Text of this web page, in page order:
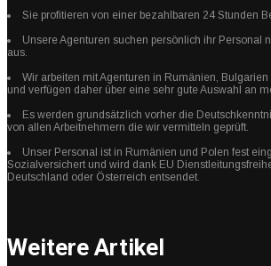
Sie profitieren von einer bezahlbaren 24 Stunden
Unsere Agenturen suchen persönlich ihr Personal
aus.
Wir arbeiten mit Agenturen in Rumänien,
und verfügen daher über eine sehr gute Auswahl an
Es werden grundsätzlich vorher die
von allen Arbeitnehmern die wir vermitteln geprüft.
Unser Personal ist in Rumänien und Polen fest
Sozialversichert und wird dank EU
Deutschland oder Österreich entsendet.
Weitere Artikel